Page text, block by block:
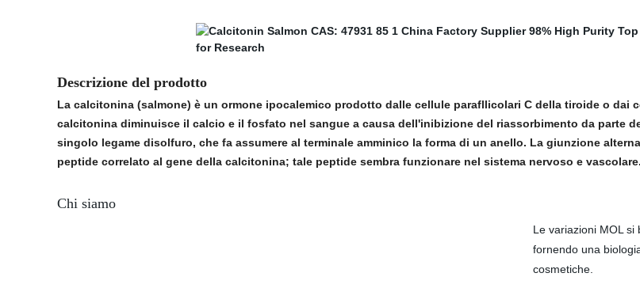
Descrizione del prodotto
La calcitonina (salmone) è un ormone ipocalemico prodotto dalle cellule parafllicolari C della tiroide o dai
calcitonina diminuisce il calcio e il fosfato nel sangue a causa dell'inibizione del riassorbimento da parte
singolo legame disolfuro, che fa assumere al terminale amminico la forma di un anello. La giunzione
peptide correlato al gene della calcitonina; tale peptide sembra funzionare nel sistema nervoso e vascolare.
Chi siamo
Le variazioni MOL si
fornendo una
cosmetiche.